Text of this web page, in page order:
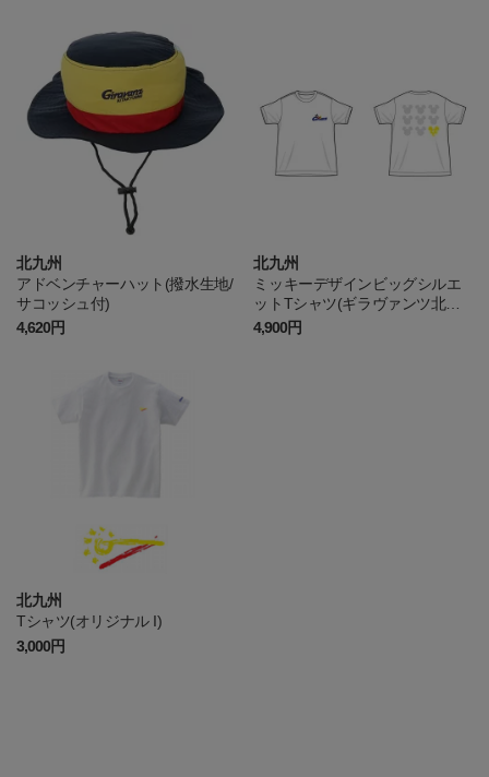
北九州
アドベンチャーハット(撥水生地/
サコッシュ付)
4,620円
北九州
ミッキーデザインビッグシルエ
ットTシャツ(ギラヴァンツ北九
州)
4,900円
北九州
Tシャツ(オリジナル I)
3,000円